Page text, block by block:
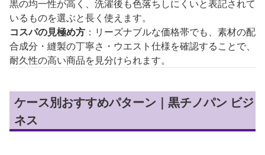
黒の均一性が高く、洗濯後も色落ちしにくいと表記されて
いるものを選ぶと長く使えます。
コスパの見極め方 ：リーズナブルな価格帯でも、素材の配
合成分・縫製の丁寧さ・ウエスト仕様を確認することで、
耐久性の高い商品を見分けられます。
ケース別おすすめパターン｜黒チノパン ビジ
ネス